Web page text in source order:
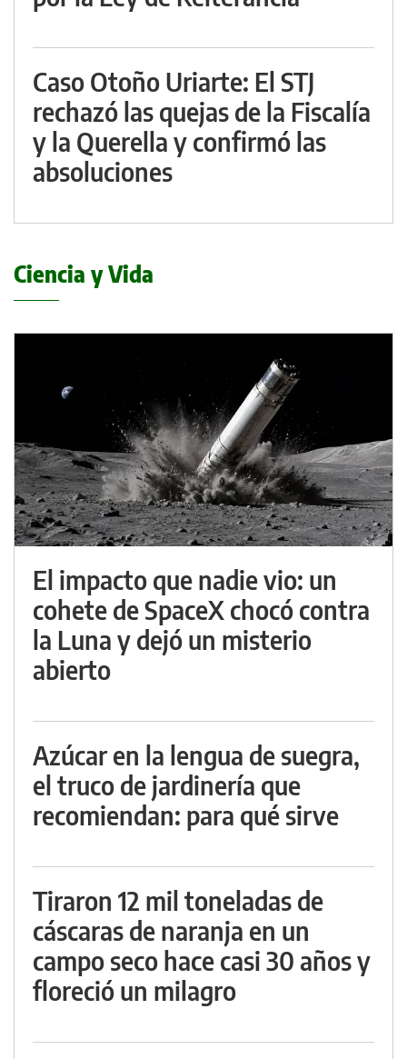
Caso Otoño Uriarte: El STJ
rechazó las quejas de la Fiscalía
y la Querella y confirmó las
absoluciones
Ciencia y Vida
El impacto que nadie vio: un
cohete de SpaceX chocó contra
la Luna y dejó un misterio
abierto
Azúcar en la lengua de suegra,
el truco de jardinería que
recomiendan: para qué sirve
Tiraron 12 mil toneladas de
cáscaras de naranja en un
campo seco hace casi 30 años y
floreció un milagro